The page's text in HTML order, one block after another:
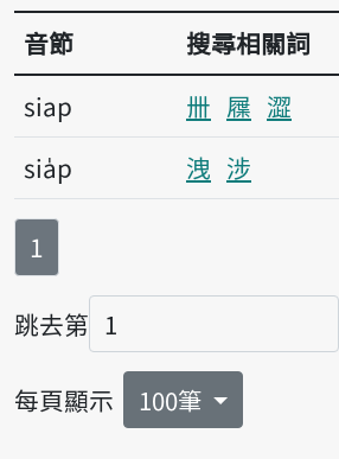
音節
搜尋相關詞
siap
卌 屧 澀
sia̍p
洩 涉
第
1
跳去第
頁碼
每頁顯示 100筆